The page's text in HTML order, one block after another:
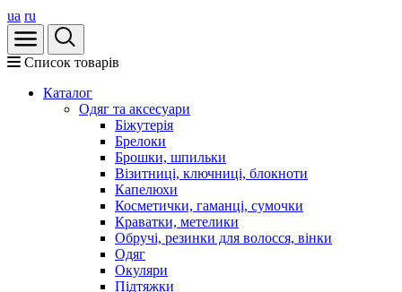
ua ru
Список товарів
Каталог
Oдяг та аксесуари
Біжутерія
Брелоки
Брошки, шпильки
Візитниці, ключниці, блокноти
Капелюхи
Косметички, гаманці, сумочки
Краватки, метелики
Обручі, резинки для волосся, вінки
Одяг
Окуляри
Підтяжки